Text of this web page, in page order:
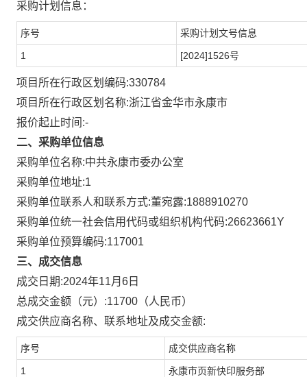
采购计划信息：
序号 采购计划文号信息
1 [2024]1526号
项目所在行政区划编码:330784
项目所在行政区划名称:浙江省金华市永康市
报价起止时间:-
二、采购单位信息
采购单位名称:中共永康市委办公室
采购单位地址:1
采购单位联系人和联系方式:董宛露:1888910270
采购单位统一社会信用代码或组织机构代码:26623661Y
采购单位预算编码:117001
三、成交信息
成交日期:2024年11月6日
总成交金额（元）:11700 （人民币）
成交供应商名称、联系地址及成交金额:
序号 成交供应商名称
1 永康市页新快印服务部